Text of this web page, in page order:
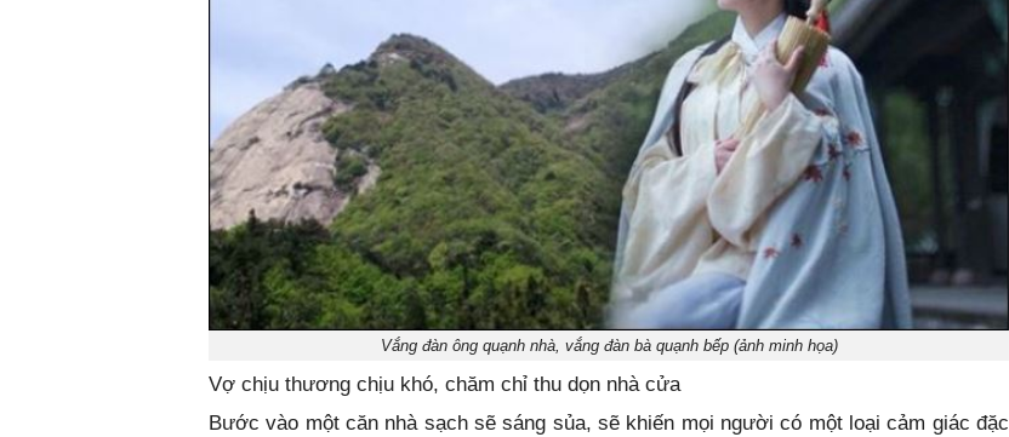
Vắng đàn ông quạnh nhà, vắng đàn bà quạnh bếp (ảnh minh họa)
Vợ chịu thương chịu khó, chăm chỉ thu dọn nhà cửa
Bước vào một căn nhà sạch sẽ sáng sủa, sẽ khiến mọi người có một loại cảm giác đặc